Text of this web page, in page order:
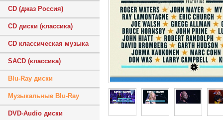
CD (джаз Россия)
CD диски (классика)
CD классическая музыка
SACD (классика)
Blu-Ray диски
Музыкальные Blu-Ray
DVD-Audio диски